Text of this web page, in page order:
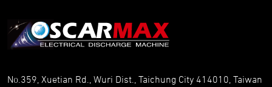
No.359, Xuetian Rd., Wuri Dist., Taichung City 414010, Taiwan